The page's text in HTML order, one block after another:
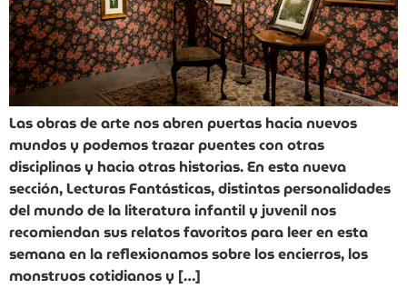
Las obras de arte nos abren puertas hacia nuevos
mundos y podemos trazar puentes con otras
disciplinas y hacia otras historias. En esta nueva
sección, Lecturas Fantásticas, distintas personalidades
del mundo de la literatura infantil y juvenil nos
recomiendan sus relatos favoritos para leer en esta
semana en la reflexionamos sobre los encierros, los
monstruos cotidianos y […]